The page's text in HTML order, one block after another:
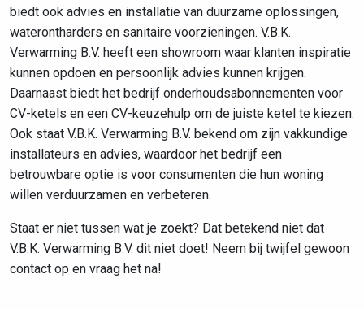
biedt ook advies en installatie van duurzame oplossingen,
waterontharders en sanitaire voorzieningen. V.B.K.
Verwarming B.V. heeft een showroom waar klanten inspiratie
kunnen opdoen en persoonlijk advies kunnen krijgen.
Daarnaast biedt het bedrijf onderhoudsabonnementen voor
CV-ketels en een CV-keuzehulp om de juiste ketel te kiezen.
Ook staat V.B.K. Verwarming B.V. bekend om zijn vakkundige
installateurs en advies, waardoor het bedrijf een
betrouwbare optie is voor consumenten die hun woning
willen verduurzamen en verbeteren.
Staat er niet tussen wat je zoekt? Dat betekend niet dat
V.B.K. Verwarming B.V. dit niet doet! Neem bij twijfel gewoon
contact op en vraag het na!